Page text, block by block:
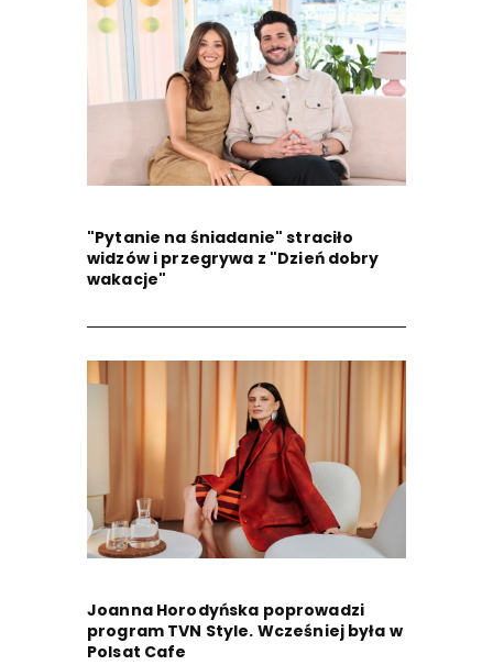
"Pytanie na śniadanie" straciło
widzów i przegrywa z "Dzień dobry
wakacje"
Joanna Horodyńska poprowadzi
program TVN Style. Wcześniej była w
Polsat Cafe